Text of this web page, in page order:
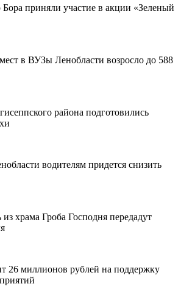
приняли участие в акции «Зеленый
в ВУЗы Ленобласти возросло до 588
района подготовились
водителям придется снизить
храма Гроба Господня передадут
26 миллионов рублей на поддержку